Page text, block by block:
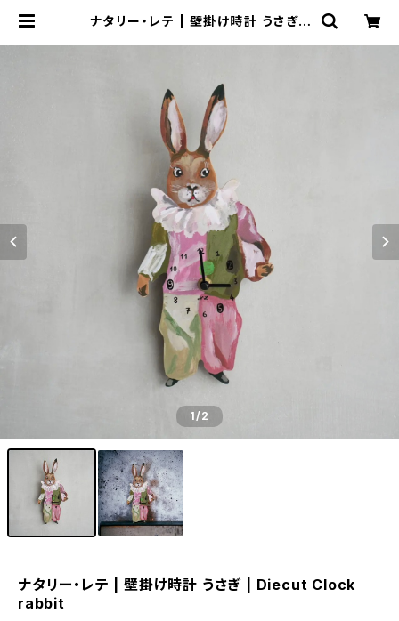
ナタリー・レテ | 壁掛け時計 うさぎ |
房具 猫雑貨 ナタリーレテ チャー
1/2
ナタリー・レテ | 壁掛け時計 うさぎ | Diecut Clock
rabbit